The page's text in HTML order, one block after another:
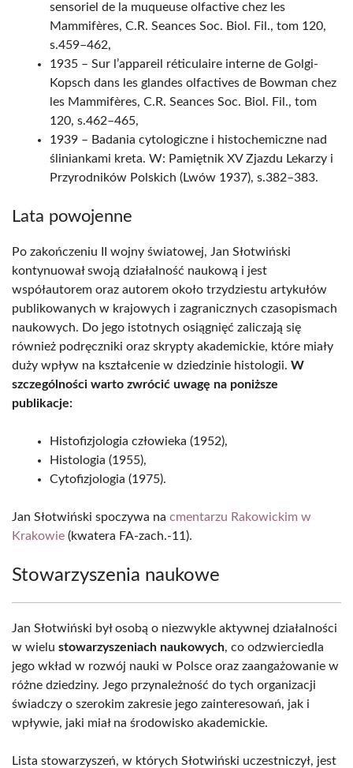
sensoriel de la muqueuse olfactive chez les
Mammifères, C.R. Seances Soc. Biol. Fil., tom 120,
s.459–462,
1935 – Sur l’appareil réticulaire interne de Golgi-
Kopsch dans les glandes olfactives de Bowman chez
les Mammifères, C.R. Seances Soc. Biol. Fil., tom
120, s.462–465,
1939 – Badania cytologiczne i histochemiczne nad
śliniankami kreta. W: Pamiętnik XV Zjazdu Lekarzy i
Przyrodników Polskich (Lwów 1937), s.382–383.
Lata powojenne
Po zakończeniu II wojny światowej, Jan Słotwiński
kontynuował swoją działalność naukową i jest
współautorem oraz autorem około trzydziestu artykułów
publikowanych w krajowych i zagranicznych czasopismach
naukowych. Do jego istotnych osiągnięć zaliczają się
również podręczniki oraz skrypty akademickie, które miały
duży wpływ na kształcenie w dziedzinie histologii. W
szczególności warto zwrócić uwagę na poniższe
publikacje:
Histofizjologia człowieka (1952),
Histologia (1955),
Cytofizjologia (1975).
Jan Słotwiński spoczywa na cmentarzu Rakowickim w
Krakowie (kwatera FA-zach.-11).
Stowarzyszenia naukowe
Jan Słotwiński był osobą o niezwykle aktywnej działalności
w wielu stowarzyszeniach naukowych, co odzwierciedla
jego wkład w rozwój nauki w Polsce oraz zaangażowanie w
różne dziedziny. Jego przynależność do tych organizacji
świadczy o szerokim zakresie jego zainteresowań, jak i
wpływie, jaki miał na środowisko akademickie.
Lista stowarzyszeń, w których Słotwiński uczestniczył, jest